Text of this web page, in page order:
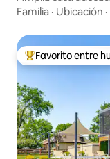
pong
Familia · Ubicación ·
Favorito entre los
Favorito entre